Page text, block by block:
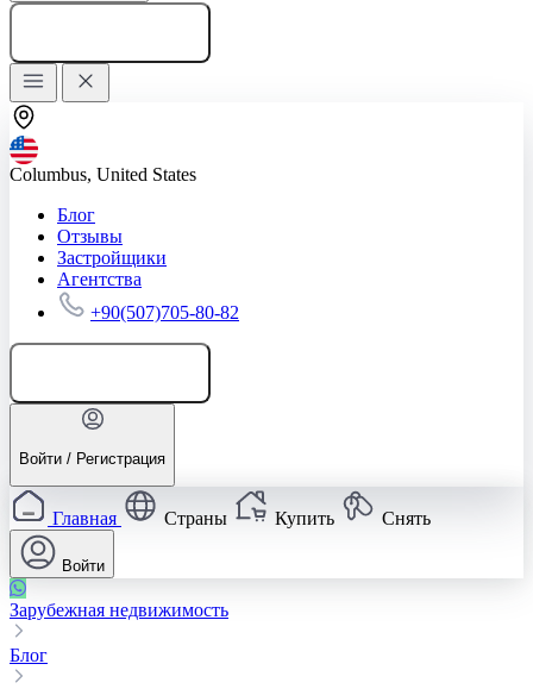
Columbus, United States
Блог
Отзывы
Застройщики
Агентства
+90(507)705-80-82
Войти / Регистрация
Главная Страны Купить Снять
Войти
Зарубежная недвижимость
Блог